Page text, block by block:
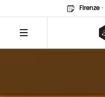
Firenze·